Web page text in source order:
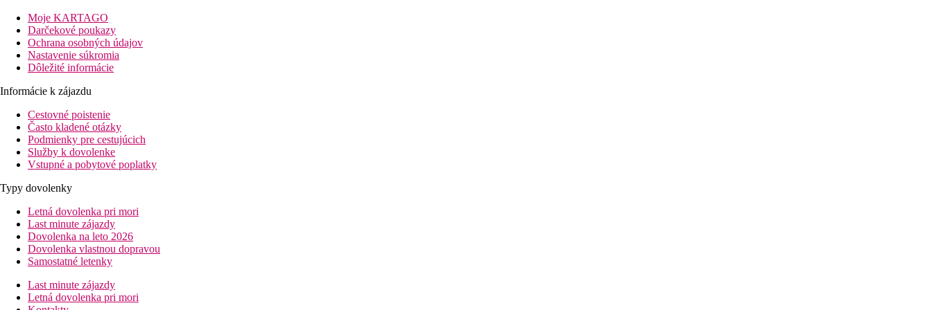
centrum: 4 km
nákupné možnosti: 100 m
Popis izby
Dvojlôžková izba:kúpeľňa/WC (sušič vlasov), centrálna klimatizácia (v hlavnej sezóne), telefón, TV/sat., trezor (za poplatok), minibar (na vyžiadanie za poplatok), balkón alebo terasa.
Ostatné typy izieb
Popis hotela
vstupná hala s recepciou
bankomat
hlavná reštaurácia
niekoľko barov
konferenčná miestnosť
bazén (lehátka a slnečníky zadarmo, osušky za kauciu)
vnútorný bazén
detský bazén
detské ihrisko
Popis pláže
Moje KARTAGO
Darčekové poukazy
Ochrana osobných údajov
Nastavenie súkromia
Dôležité informácie
Informácie k zájazdu
Cestovné poistenie
Často kladené otázky
Podmienky pre cestujúcich
Služby k dovolenke
Vstupné a pobytové poplatky
Typy dovolenky
Letná dovolenka pri mori
Last minute zájazdy
Dovolenka na leto 2026
Dovolenka vlastnou dopravou
Samostatné letenky
Last minute zájazdy
Letná dovolenka pri mori